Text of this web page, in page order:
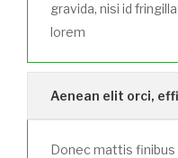
gravida, nisi id
lorem
Aenean elit orci,
Donec mattis